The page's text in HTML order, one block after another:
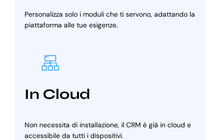
Personalizza solo i moduli che ti servono, adattando la
piattaforma alle tue esigenze.
In Cloud
Non necessita di installazione, il CRM è già in cloud e
accessibile da tutti i dispositivi.